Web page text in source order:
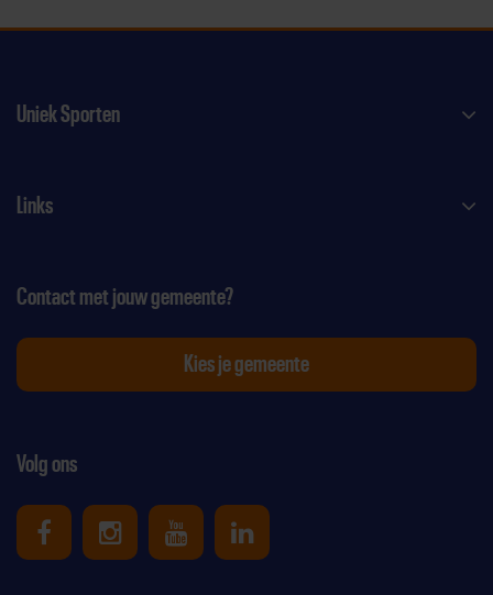
Uniek Sporten
Links
Volg ons
Uniek Sporten op Facebook
Uniek Sporten op Instagram
Uniek Sporten op Youtube
Uniek Sporten op
Contact met jouw gemeente?
Kies je gemeente